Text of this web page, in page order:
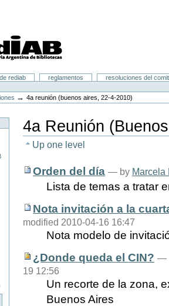
rediab reglamentos
resoluciones del
→4a reunión (buenos aires, 22-4-2010)
4a Reunión
Up one level
Orden del día — by Marcela
Lista de temas a tratar
Nota invitación a la
modified 2010-04-16 16:47
Nota modelo de
¿Donde queda el CIN? —
19 12:56
Un recorte de la zona,
Buenos Aires